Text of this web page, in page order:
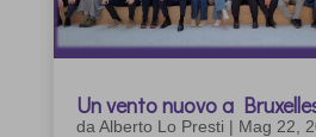
Un vento nuovo a
da Alberto Lo Presti | Mag 22,